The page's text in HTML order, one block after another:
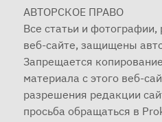
АВТОРСКОЕ ПРАВО
Все статьи и
веб-сайте, защищены
Запрещается
материала с этого веб-
разрешения редакции
просьба обращаться в